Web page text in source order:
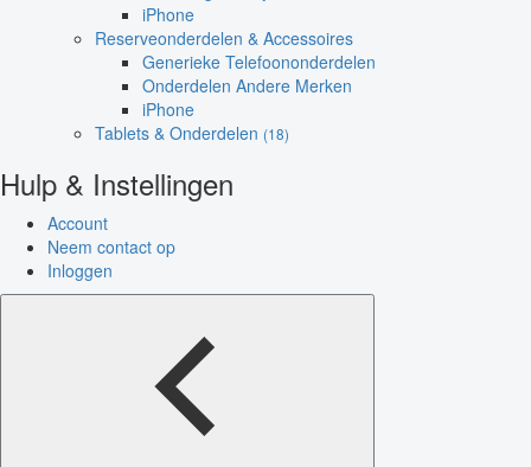
iPhone
Reserveonderdelen & Accessoires
Generieke Telefoononderdelen
Onderdelen Andere Merken
iPhone
Tablets & Onderdelen (18)
Hulp & Instellingen
Account
Neem contact op
Inloggen